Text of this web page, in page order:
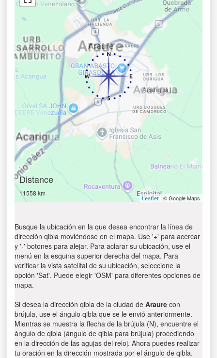
Distance
11558 km
Leaflet| © Google Maps
Busque la ubicación en la que desea encontrar la línea de
dirección qibla moviéndose en el mapa. Use '+' para acercar
y '-' botones para alejar. Para aclarar su ubicación, use el
menú en la esquina superior derecha del mapa. Para
verificar la vista satelital de su ubicación, seleccione la
opción 'Sat'. Puede elegir 'OSM' para diferentes opciones de
mapa.
Si desea la dirección qibla de la ciudad de Araure con
brújula, use el ángulo qibla que se le envió anteriormente.
Mientras se muestra la flecha de la brújula (N), encuentre el
ángulo de qibla (ángulo de qibla para brújula) procediendo
en la dirección de las agujas del reloj. Ahora puedes realizar
tu oración en la dirección mostrada por el ángulo de qibla.